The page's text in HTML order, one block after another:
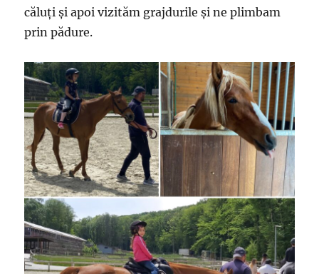
căluți și apoi vizităm grajdurile și ne plimbam
prin pădure.